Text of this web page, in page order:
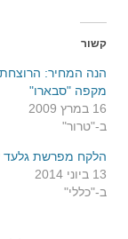
קשור
הנה המחיר:
מקפה "סבארו"
16 במרץ 2009
ב-"טרור"
הלקח מפרשת גלעד
13 ביוני 2014
ב-"כללי"